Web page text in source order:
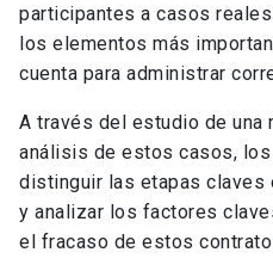
participantes a casos
los elementos más
cuenta para administrar
A través del estudio de una
análisis de estos casos,
distinguir las etapas claves
y analizar los factores
el fracaso de estos